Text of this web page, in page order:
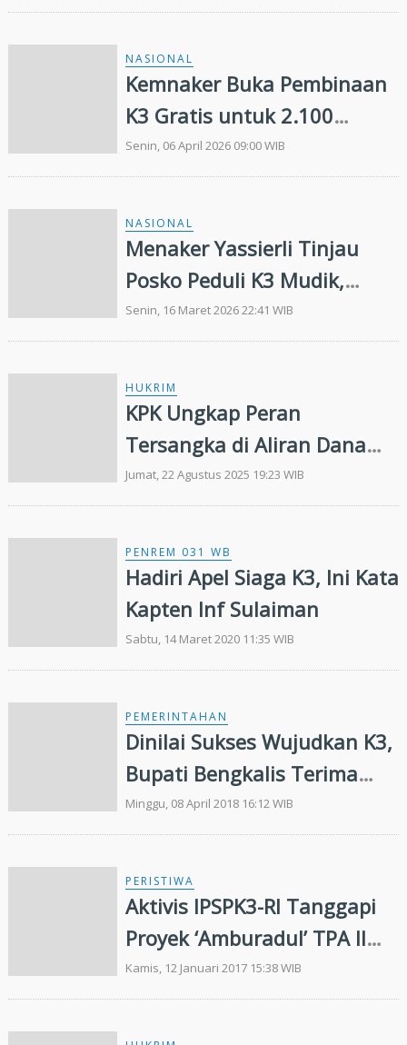
Kecelakaan Kerja
NASIONAL
Kemnaker Buka Pembinaan
K3 Gratis untuk 2.100
Peserta
Senin, 06 April 2026 09:00 WIB
NASIONAL
Menaker Yassierli Tinjau
Posko Peduli K3 Mudik,
Pastikan Awak Angkutan
Sehat demi Mudik Aman
Senin, 16 Maret 2026 22:41 WIB
HUKRIM
KPK Ungkap Peran
Tersangka di Aliran Dana
Hasil Pemerasan Sertifikasi
K3
Jumat, 22 Agustus 2025 19:23 WIB
PENREM 031 WB
Hadiri Apel Siaga K3, Ini Kata
Kapten Inf Sulaiman
Sabtu, 14 Maret 2020 11:35 WIB
PEMERINTAHAN
Dinilai Sukses Wujudkan K3,
Bupati Bengkalis Terima
Penghargaan
Minggu, 08 April 2018 16:12 WIB
PERISTIWA
Aktivis IPSPK3-RI Tanggapi
Proyek ‘Amburadul’ TPA II
Muara Fajar
Kamis, 12 Januari 2017 15:38 WIB